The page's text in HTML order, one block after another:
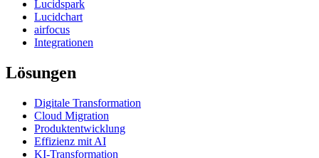
Lucidspark
Lucidchart
airfocus
Integrationen
Lösungen
Digitale Transformation
Cloud Migration
Produktentwicklung
Effizienz mit AI
KI-Transformation